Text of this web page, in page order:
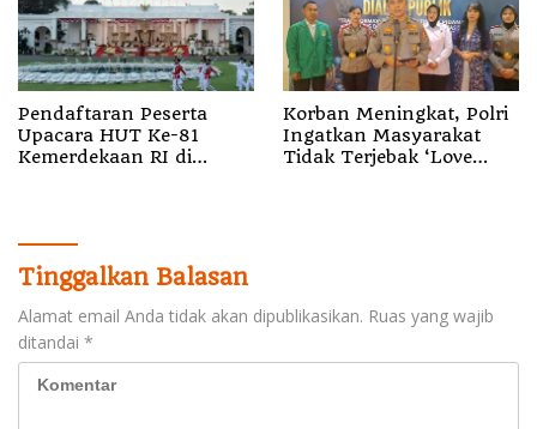
Pendaftaran Peserta
Upacara HUT Ke-81
Kemerdekaan RI di
Korban Meningkat, Polri
Ingatkan Masyarakat
Tidak Terjebak ‘Love
Tinggalkan Balasan
Alamat email Anda tidak akan dipublikasikan. Ruas yang wajib
ditandai *